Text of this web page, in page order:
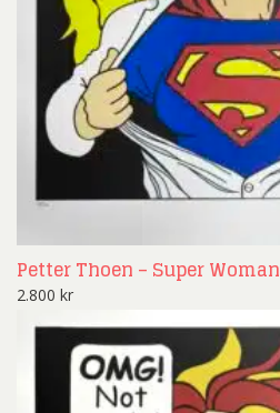
Petter Thoen – Super Woman
2.800 kr